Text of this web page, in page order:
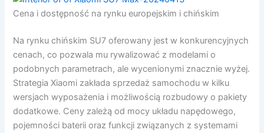
Cena i dostępność na rynku europejskim i chińskim
Na rynku chińskim SU7 oferowany jest w konkurencyjnych
cenach, co pozwala mu rywalizować z modelami o
podobnych parametrach, ale wycenionymi znacznie wyżej.
Strategia Xiaomi zakłada sprzedaż samochodu w kilku
wersjach wyposażenia i możliwością rozbudowy o pakiety
dodatkowe. Ceny zależą od mocy układu napędowego,
pojemności baterii oraz funkcji związanych z systemami